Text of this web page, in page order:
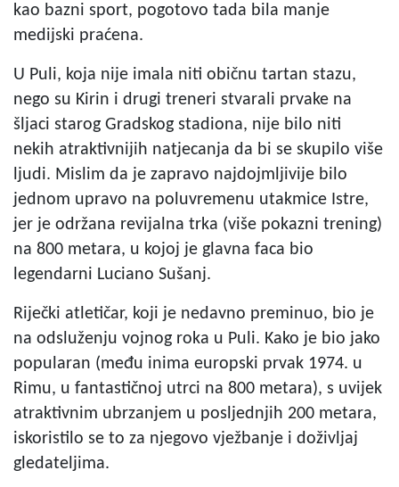
kao bazni sport, pogotovo tada bila manje
medijski praćena.
U Puli, koja nije imala niti običnu tartan stazu,
nego su Kirin i drugi treneri stvarali prvake na
šljaci starog Gradskog stadiona, nije bilo niti
nekih atraktivnijih natjecanja da bi se skupilo više
ljudi. Mislim da je zapravo najdojmljivije bilo
jednom upravo na poluvremenu utakmice Istre,
jer je održana revijalna trka (više pokazni trening)
na 800 metara, u kojoj je glavna faca bio
legendarni Luciano Sušanj.
Riječki atletičar, koji je nedavno preminuo, bio je
na odsluženju vojnog roka u Puli. Kako je bio jako
popularan (među inima europski prvak 1974. u
Rimu, u fantastičnoj utrci na 800 metara), s uvijek
atraktivnim ubrzanjem u posljednjih 200 metara,
iskoristilo se to za njegovo vježbanje i doživljaj
gledateljima.